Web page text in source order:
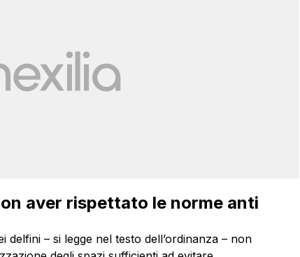
aver rispettato le norme anti
delfini – si legge nel testo dell’ordinanza – non